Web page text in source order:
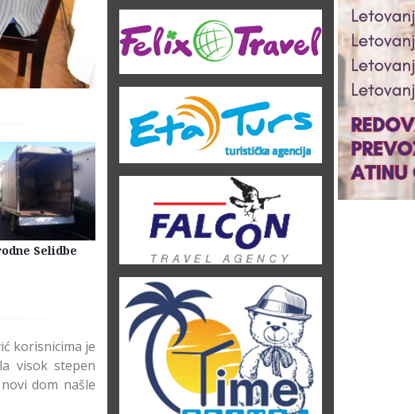
Selidbe Selidbe Firme Beograd
Skladištenje Stvari
Magacin Lagerovanje
korisnicima je
visok stepen
dom našle